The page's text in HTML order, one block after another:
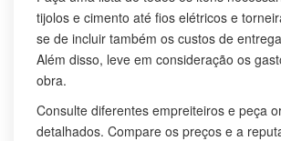
tijolos e cimento até fios elétricos e
se de incluir também os custos de
Além disso, leve em consideração os
obra.
Consulte diferentes empreiteiros e peça
detalhados. Compare os preços e a